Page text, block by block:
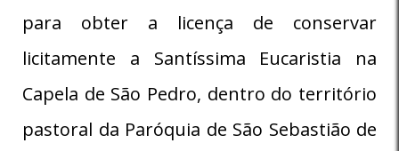
para obter a licença de conservar
licitamente a Santíssima Eucaristia na
Capela de São Pedro, dentro do território
pastoral da Paróquia de São Sebastião de